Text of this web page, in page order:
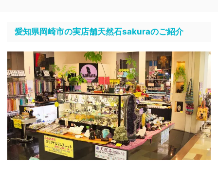
愛知県岡崎市の実店舗天然石sakuraのご紹介